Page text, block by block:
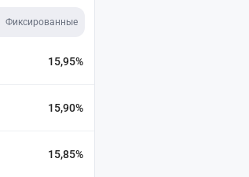
Фиксированные
15,95%
15,90%
15,85%